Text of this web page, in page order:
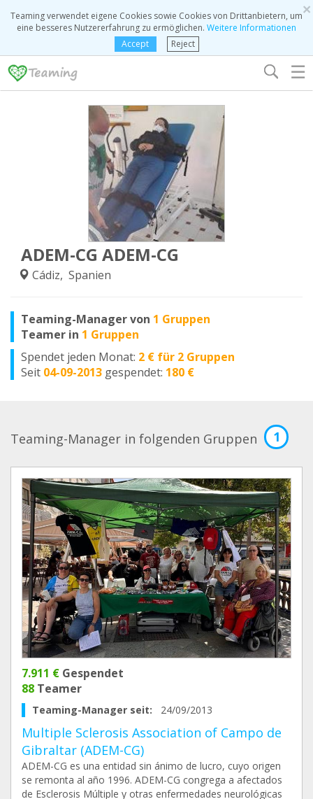
×
Teaming verwendet eigene Cookies sowie Cookies von Drittanbietern, um
eine besseres Nutzererfahrung zu ermöglichen. Weitere Informationen
Accept
Reject
☰
ADEM-CG ADEM-CG
Cádiz, Spanien
Teaming-Manager von 1 Gruppen
Teamer in 1 Gruppen
Spendet jeden Monat: 2 € für 2 Gruppen
Seit 04-09-2013 gespendet: 180 €
Teaming-Manager in folgenden Gruppen 1
7.911 € Gespendet
88 Teamer
Teaming-Manager seit: 24/09/2013
Multiple Sclerosis Association of Campo de
Gibraltar (ADEM-CG)
ADEM-CG es una entidad sin ánimo de lucro, cuyo origen
se remonta al año 1996. ADEM-CG congrega a afectados
de Esclerosis Múltiple y otras enfermedades neurológicas